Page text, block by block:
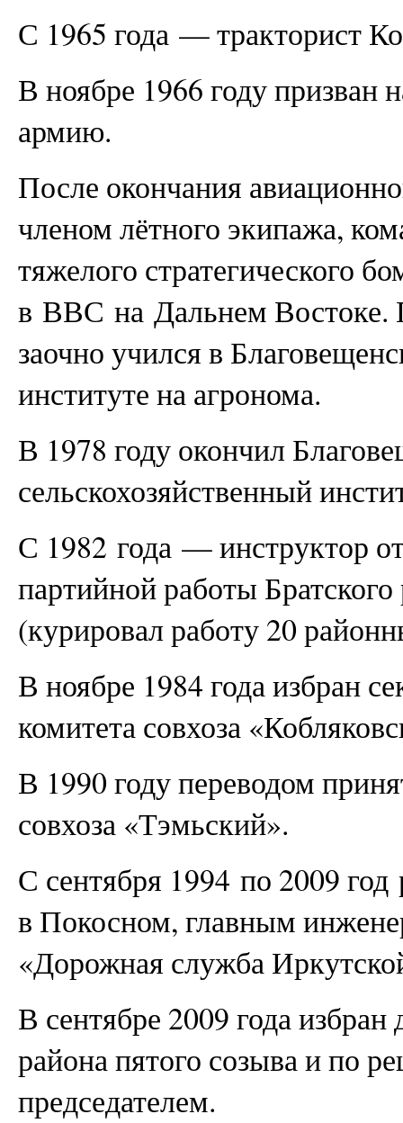
С 1965 года — тракторист
В ноябре 1966 году призван
армию.
После окончания
членом лётного экипажа,
тяжелого стратегического
в ВВС на Дальнем Востоке.
заочно учился в
институте на агронома.
В 1978 году окончил
сельскохозяйственный
С 1982 года — инструктор
партийной работы
(курировал работу 20
В ноябре 1984 года избран
комитета совхоза
В 1990 году переводом
совхоза «Тэмьский».
С сентября 1994 по 2009 год
в Покосном, главным
«Дорожная служба
В сентябре 2009 года
района пятого созыва и по
председателем.